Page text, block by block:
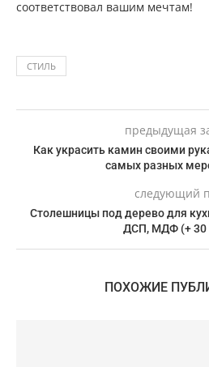
соответствовал вашим мечтам!
СТИЛЬ
предыдущая
Как украсить камин своими
самых разных
следующий
Столешницы под дерево для
ДСП, МДФ (+ 30
ПОХОЖИЕ